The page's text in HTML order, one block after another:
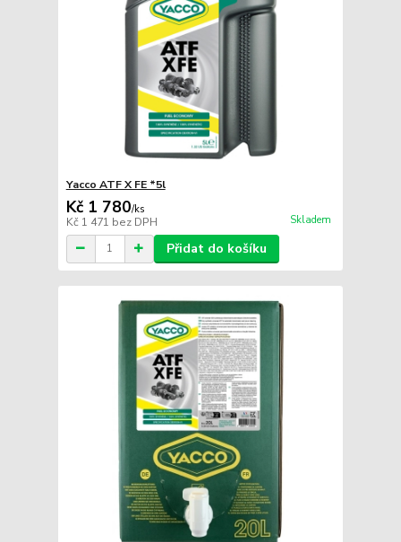
Yacco ATF X FE *5l
Kč 1 780/ks
Kč 1 471 bez DPH Skladem
Přidat do košíku